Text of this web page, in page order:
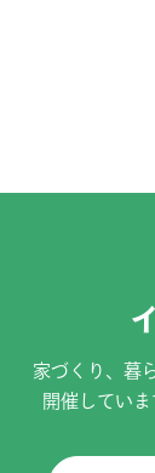
家づくり、暮
開催してい